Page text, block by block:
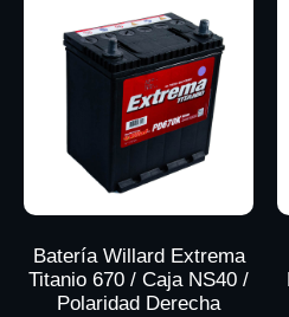
Batería Willard Extrema
Titanio 670 / Caja NS40 /
Polaridad Derecha